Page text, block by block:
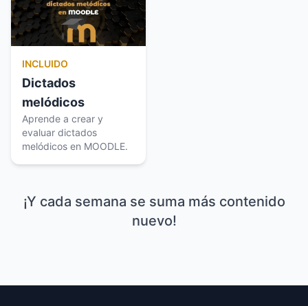
INCLUIDO
Dictados
melódicos
Aprende a crear y
evaluar dictados
melódicos en MOODLE.
¡Y cada semana se suma más contenido
nuevo!